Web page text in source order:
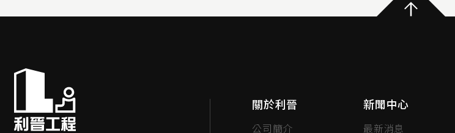
關於利晉
公司簡介
新聞中心
最新消息